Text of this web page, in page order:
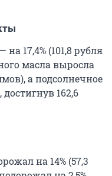
17,4% (101,8 рубля
масла выросла
а подсолнечное
162,6
на 14% (57,3